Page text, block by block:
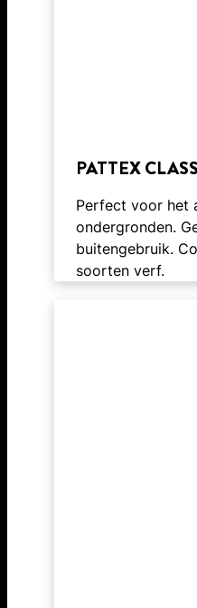
PATTEX
Perfect voor het
ondergronden.
buitengebruik.
soorten verf.